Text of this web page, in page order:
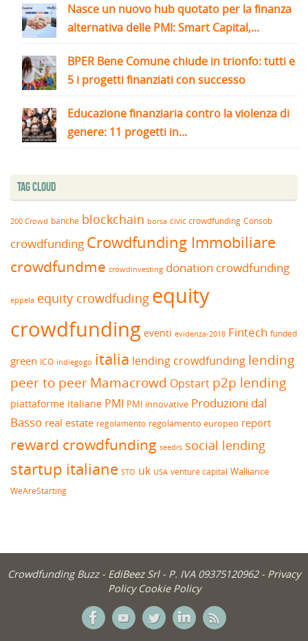
Nasce un nuovo hub quotato per la finanza
alternativa delle PMI: Smart Capital,...
BPER Bene Comune chiude in trionfo: tutti e
5 i progetti finanziati con successo
Educazione finanziaria contro la violenza di
genere: 11 progetti in...
Tag Cloud
200 Crowd banche blockchain borsa civic crowdfunding Consob
crowdfunding Crowdfunding Immobiliare
crowdfundme crowdinvesting donation crowdfunding
eppela equity crowdfuding equity
crowdfunding eventi evidenza-2018 Fintech funded
green ICO indiegogo italia lending crowdfunding lending
peer to peerMamacrowd Opstart p2p lending
piattaforme italiane PMI PMI innovative Produzioni dal
Basso real estate regolamento regolamento europeo report
reward crowdfunding seedrs social lending
startup italiane STO uk USA venture capital Walliance
WeAreStarting
Crowdfunding Buzz - EdiBeez Srl - P. IVA 09375120962 - Privacy
Policy Cookie Policy